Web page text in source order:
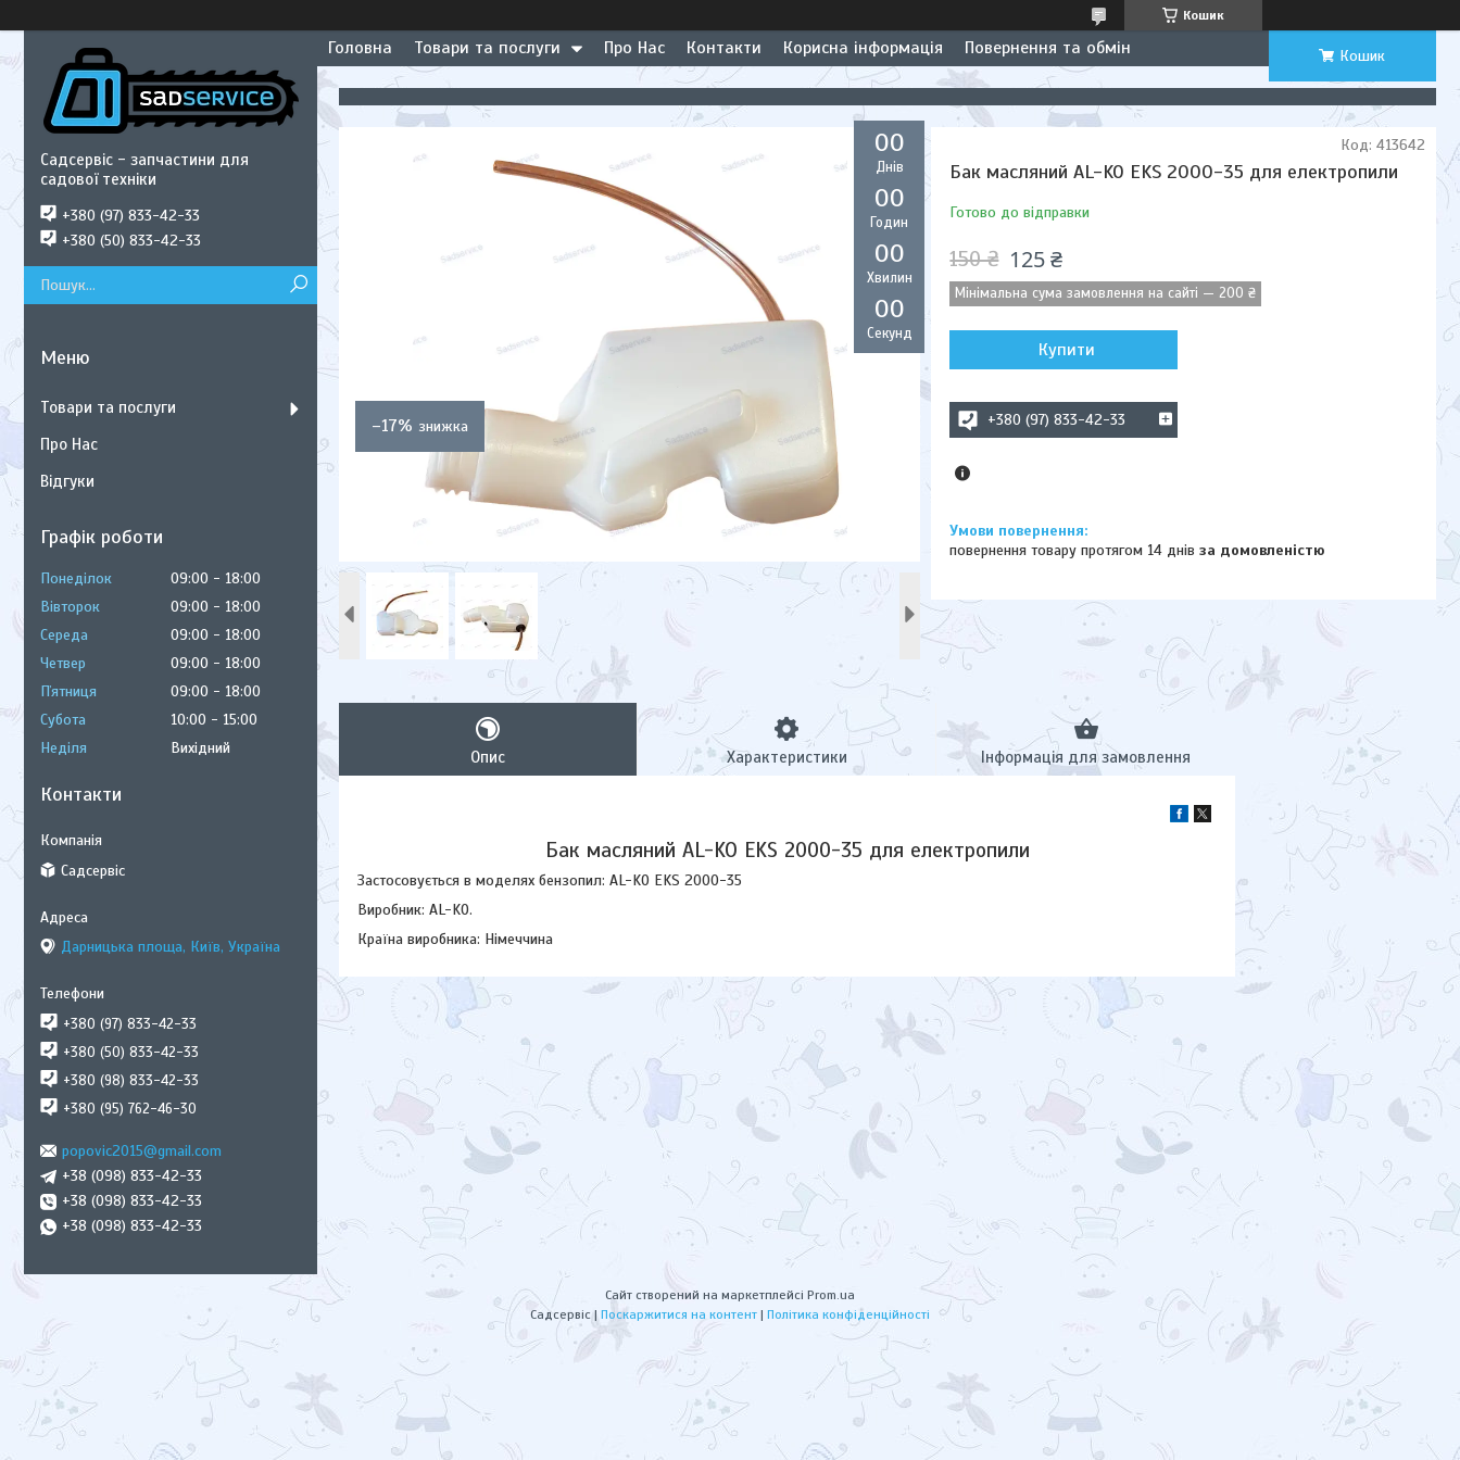
Кошик
Головна Товари та послуги Про Нас Контакти Корисна інформація Повернення та обмін Кошик
00
Днів
00
Годин
00
Хвилин
00
Секунд
–17%
Бак масляний AL-KO EKS 2000-35 для електропили
Готово до відправки
Код: 413642
150 ₴ 125 ₴
Мінімальна сума замовлення на сайті — 200 ₴
Купити
+380 (97) 833-42-33
повернення товару протягом 14 днівза домовленістю
Опис Характеристики Інформація для замовлення
Бак масляний AL-KO EKS 2000-35 для електропили
Застосовується в моделях бензопил: AL-KO EKS 2000-35
Виробник: AL-KO.
Країна виробника: Німеччина
Садсервіс - запчастини для
садової техніки
+380 (97) 833-42-33
+380 (50) 833-42-33
Товари та послуги
Про Нас
Відгуки
Графік роботи
Понеділок 09:00
18:00
Вівторок
09:00
18:00
Середа
09:00
18:00
Четвер
09:00
18:00
Пʼятниця
09:00
18:00
Субота
10:00
15:00
Неділя
Вихідний
Контакти
Садсервіс
Дарницька площа, Київ, Україна
+380 (97) 833-42-33
+380 (50) 833-42-33
+380 (98) 833-42-33
+380 (95) 762-46-30
popovic2015@gmail.com
+38 (098) 833-42-33
+38 (098) 833-42-33
+38 (098) 833-42-33
Сайт створений на маркетплейсі Prom.ua
Садсервіс | Поскаржитися на контент | Політика конфіденційності